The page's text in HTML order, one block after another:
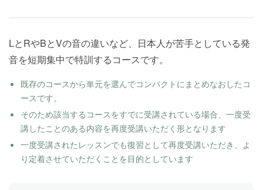
LとRやBとVの音の違いなど、日本人が苦手としている発
音を短期集中で特訓するコースです。
既存のコースから単元を選んでコンパクトにまとめなおしたコ
ースです。
そのため該当するコースをすでに受講されている場合、一度受
講したことのある内容を再度受講いただく形となります
一度受講されたレッスンでも復習として再度受講いただき、よ
り定着させていただくことを目的としています